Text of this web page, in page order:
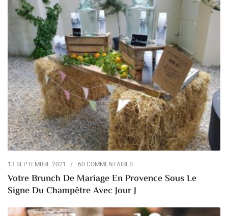
13 SEPTEMBRE 2021 60 COMMENTAIRES
Votre Brunch De Mariage En Provence Sous Le
Signe Du Champêtre Avec Jour J